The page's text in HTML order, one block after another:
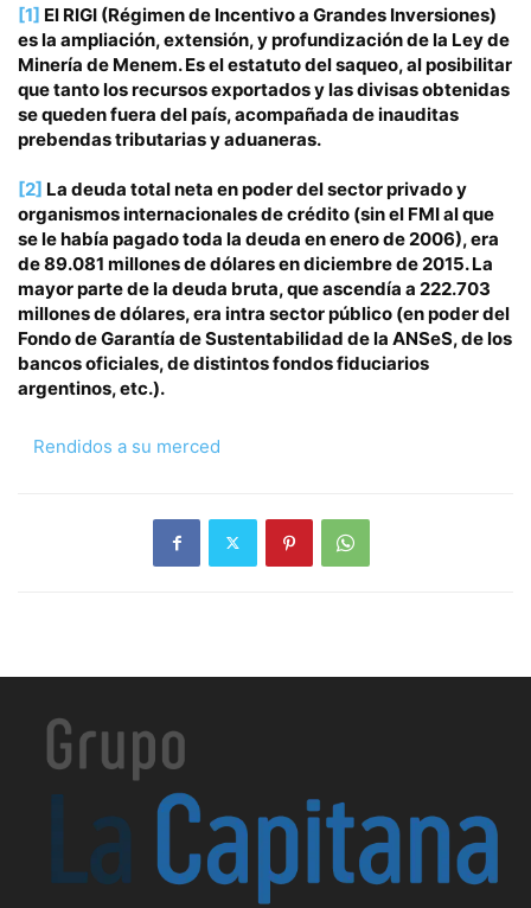
[1] El RIGI (Régimen de Incentivo a Grandes Inversiones)
es la ampliación, extensión, y profundización de la Ley de
Minería de Menem. Es el estatuto del saqueo, al posibilitar
que tanto los recursos exportados y las divisas obtenidas
se queden fuera del país, acompañada de inauditas
prebendas tributarias y aduaneras.
[2] La deuda total neta en poder del sector privado y
organismos internacionales de crédito (sin el FMI al que
se le había pagado toda la deuda en enero de 2006), era
de 89.081 millones de dólares en diciembre de 2015. La
mayor parte de la deuda bruta, que ascendía a 222.703
millones de dólares, era intra sector público (en poder del
Fondo de Garantía de Sustentabilidad de la ANSeS, de los
bancos oficiales, de distintos fondos fiduciarios
argentinos, etc.).
Rendidos a su merced